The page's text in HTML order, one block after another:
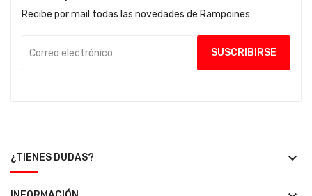
Recibe por mail todas las novedades de Rampoines
¿TIENES DUDAS? keyboard_arrow_down